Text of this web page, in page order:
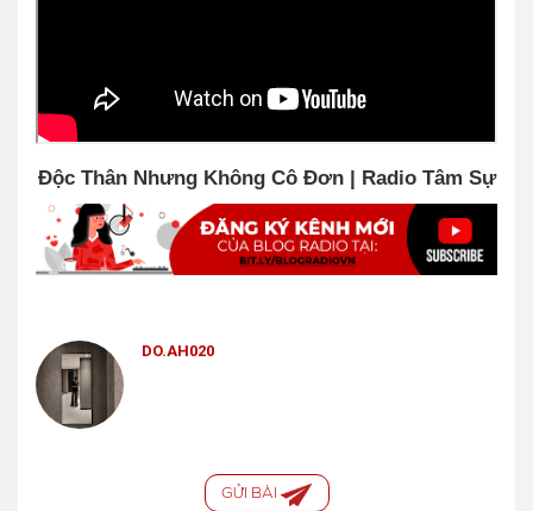
Độc Thân Nhưng Không Cô Đơn | Radio Tâm Sự
DO.AH020
GỬI BÀI